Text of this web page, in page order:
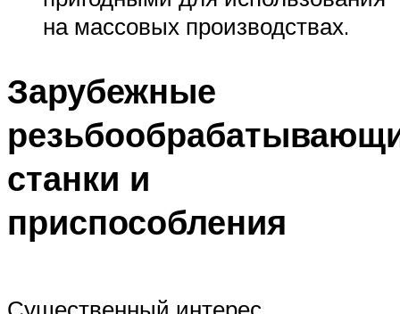
на массовых производствах.
Зарубежные
станки и
приспособления